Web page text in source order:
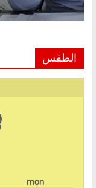
الطقس
mon